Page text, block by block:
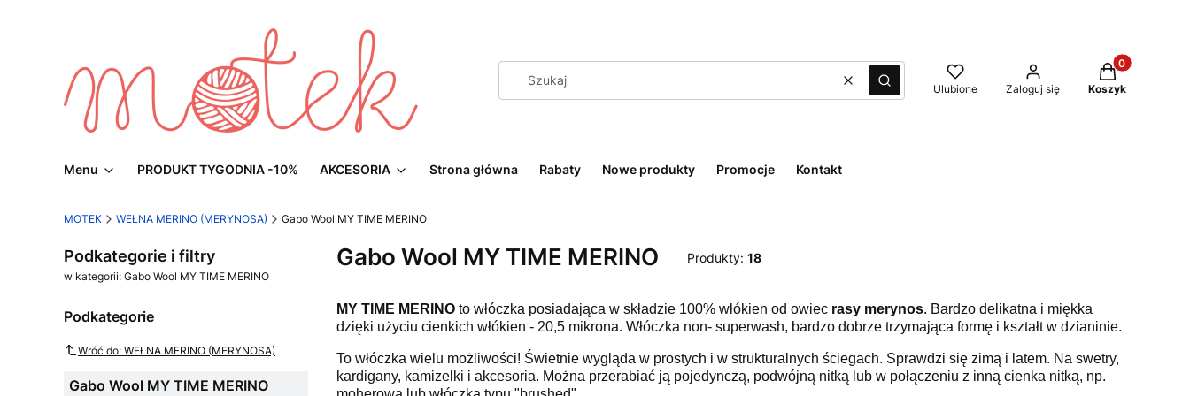
WyczyśćSzukaj Ulubione Zaloguj się
Produkty w
Koszyk
Menu PRODUKT TYGODNIA -10% AKCESORIA Strona główna Rabaty Nowe produkty Promocje Kontakt
MOTEK WEŁNA MERINO (MERYNOSA) Gabo Wool MY TIME MERINO
Podkategorie i filtry
w kategorii: Gabo Wool MY TIME MERINO
Podkategorie
Wróć do: WEŁNA MERINO (MERYNOSA)
Gabo Wool MY TIME MERINO
Gabo Wool MY TIME MERINO Produkty: 18
MY TIME MERINO to włóczka posiadająca w składzie 100% włókien od owiec rasy merynos. Bardzo delikatna i miękka
dzięki użyciu cienkich włókien - 20,5 mikrona. Włóczka non- superwash, bardzo dobrze trzymająca formę i kształt w dzianinie.
To włóczka wielu możliwości! Świetnie wygląda w prostych i w strukturalnych ściegach. Sprawdzi się zimą i latem. Na swetry,
kardigany, kamizelki i akcesoria. Można przerabiać ją pojedynczą, podwójną nitką lub w połączeniu z inną cienka nitką, np.